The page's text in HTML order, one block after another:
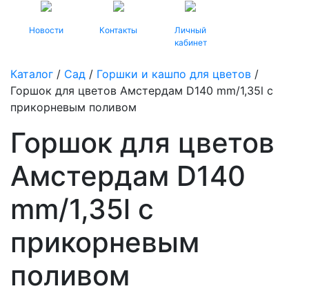
Новости Контакты
Личный
кабинет
Каталог / Сад / Горшки и кашпо для цветов /
Горшок для цветов Амстердам D140 mm/1,35l с
прикорневым поливом
Горшок для цветов
Амстердам D140
mm/1,35l с
прикорневым
поливом